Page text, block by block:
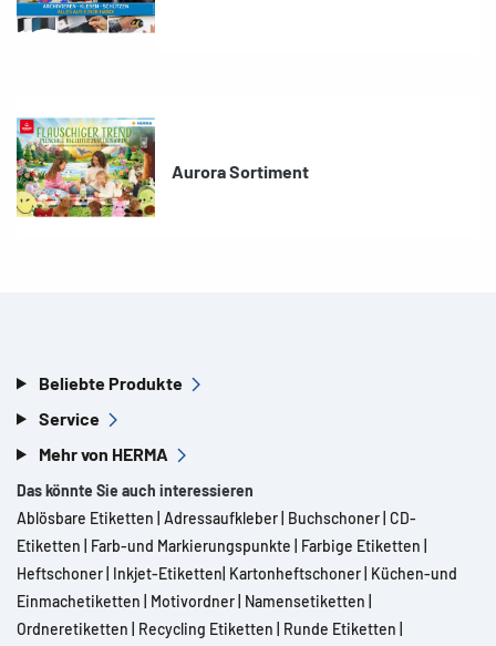
Aurora Sortiment
Beliebte Produkte
Service
Mehr von HERMA
Das könnte Sie auch interessieren
Ablösbare Etiketten Adressaufkleber Buchschoner CD-
Etiketten
Farb-und Markierungspunkte Farbige Etiketten
Heftschoner Inkjet-Etiketten Kartonheftschoner Küchen-und
Einmachetiketten
Motivordner Namensetiketten
Ordneretiketten
Recycling Etiketten Runde Etiketten